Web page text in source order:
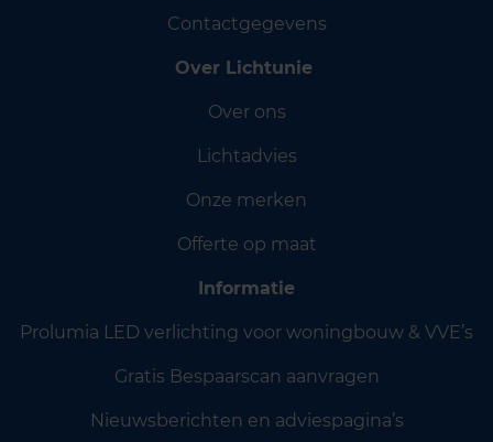
Contactgegevens
Over Lichtunie
Over ons
Lichtadvies
Onze merken
Offerte op maat
Informatie
Prolumia LED verlichting voor woningbouw & VVE’s
Gratis Bespaarscan aanvragen
Nieuwsberichten en adviespagina’s